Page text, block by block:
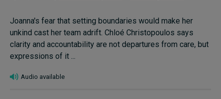
Joanna's fear that setting boundaries would make her
unkind cast her team adrift. Chloé Christopoulos says
clarity and accountability are not departures from care, but
expressions of it ...
Audio available